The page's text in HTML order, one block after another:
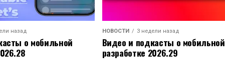
назад
о мобильной
НОВОСТИ 3 недели назад
Видео и подкасты о мобильной
разработке 2026.29